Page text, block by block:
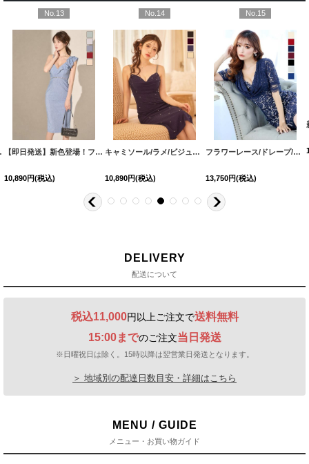
260724-2][6025YNdzjgFV-260724-2]
[J-1010IMFV-260611-1 ] [5936YNdzwuFV-
[
】[OF03]【YN】dzwsFV
No.13
【即日発送】新色登場！フリル/ラメ生地/ノースリーブ/ビジュー/タイト/ミディアムドレス/キャバドレス【XS-Mサイズ/5カラー】[OF01] 【SB】dzwFV
10,890円(税込)
No.14
キャミソール/ラメ/ビジュー/タイト/ストレッチ/谷間見せ/無地/ミディアムドレス/キャバドレス【XS-Lサイズ/4カラー】[OF03] 【YN】dzyFV
10,890円(税込)
No.15
フラワーレース/ドレープ/半袖/袖あり/タイト/膝丈/ワンピース/ミディアムドレス/キャバドレス【S-Mサイズ/1カラー】[HC02]
13,750円(税込)
DELIVERY
配送について
税込11,000円以上ご注文で送料無料
15:00までのご注文当日発送
※日曜祝日は除く。15時以降は翌営業日発送となります。
＞ 地域別の配達日数目安・詳細はこちら
MENU / GUIDE
メニュー・お買い物ガイド